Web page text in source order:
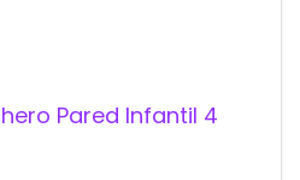
Pared Infantil 4